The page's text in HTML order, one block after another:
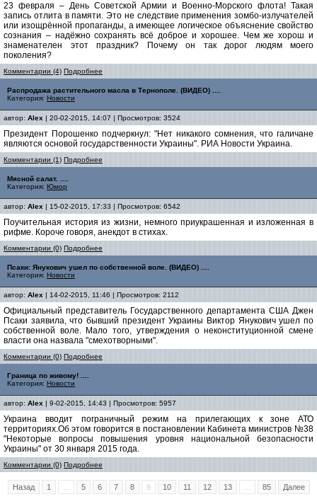
23 февраля – День Советской Армии и Военно-Морского флота! Такая
запись отлита в памяти. Это не следствие применения зомбо-излучателей
или изощрённой пропаганды, а имеющее логическое объяснение свойство
сознания – надёжно сохранять всё доброе и хорошее. Чем же хорош и
знаменателен этот праздник? Почему он так дорог людям моего
поколения?
Комментарии (4) Подробнее
Распродажа растительного масла в Тернополе. (ВИДЕО) ....
Категория: Новости
автор: Alex | 20-02-2015, 14:07 | Просмотров: 3524
Президент Порошенко подчеркнул: "Нет никакого сомнения, что галичане
являются основой государственности Украины". РИА Новости Украина.
Комментарии (1) Подробнее
Мясной салат. ....
Категория: Юмор
автор: Alex | 15-02-2015, 17:33 | Просмотров: 6542
Поучительная история из жизни, немного приукрашенная и изложенная в
рифме. Короче говоря, анекдот в стихах.
Комментарии (0) Подробнее
Псаки: Янукович ушел по собственной воле. (ВИДЕО) ....
Категория: Новости
автор: Alex | 14-02-2015, 11:46 | Просмотров: 2112
Официальный представитель Государственного департамента США Джен
Псаки заявила, что бывший президент Украины Виктор Янукович ушел по
собственной воле. Мало того, утверждения о неконституционной смене
власти она назвала "смехотворными".
Комментарии (0) Подробнее
Граница по живому! ....
Категория: Новости
автор: Alex | 9-02-2015, 14:43 | Просмотров: 5957
Украина вводит пограничный режим на прилегающих к зоне АТО
территориях.Об этом говорится в постановлении Кабинета министров №38
"Некоторые вопросы повышения уровня национальной безопасности
Украины" от 30 января 2015 года.
Комментарии (0) Подробнее
Назад 1 5 6 7 8 9 10 11 12 13 85 Далее